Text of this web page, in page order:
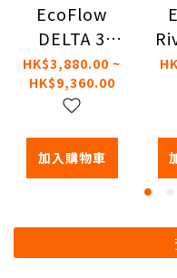
EcoFlow
DELTA 3
Plus 大容量
流動電源
(1024Wh)
HK$3,880.00 ~
HK$9,360.00
加入購物車